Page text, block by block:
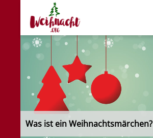
Weihnacht.org
Was ist ein Weihnachtsmärchen?